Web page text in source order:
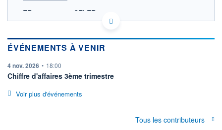
ACTIONNAIRES
FR0004175842 SELER
EURONEXT PARIS DONNÉES TEMPS RÉEL
Cotation sur les autres places
SECTEUR
Biens immobiliers
destinés à la vente au
ÉVÉNEMENTS À VENIR
information fournie par
4 nov. 2026 • 18:00
Chiffre d'affaires 3ème trimestre
Voir plus d'événements
Tous les contributeurs